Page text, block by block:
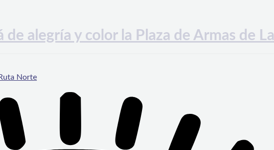
de alegría y color la Plaza de Armas de La
Norte